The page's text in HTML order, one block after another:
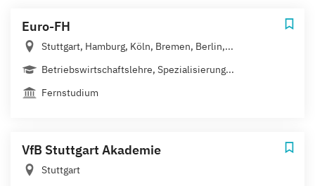
Euro-FH
Stuttgart, Hamburg, Köln, Bremen, Berlin,...
Betriebswirtschaftslehre, Spezialisierung...
Fernstudium
VfB Stuttgart Akademie
Stuttgart